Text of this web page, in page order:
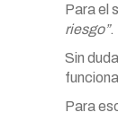
Para el
riesgo”.
Sin
Para